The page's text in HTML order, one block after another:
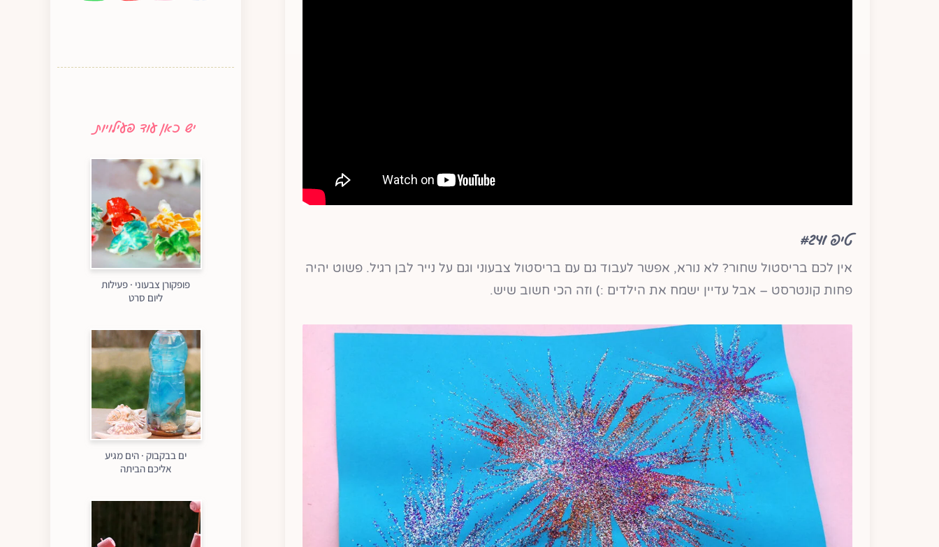
יש כאן עוד פעילויות
פופקורן צבעוני · פעילות
ליום סרט
ים בבקבוק · הים מגיע
אליכם הביתה
טיפ #241
אין לכם בריסטול שחור? לא נורא, אפשר לעבוד גם עם בריסטול צבעוני וגם על נייר לבן רגיל. פשוט יהיה
פחות קונטרסט – אבל עדיין ישמח את הילדים :) וזה הכי חשוב שיש.